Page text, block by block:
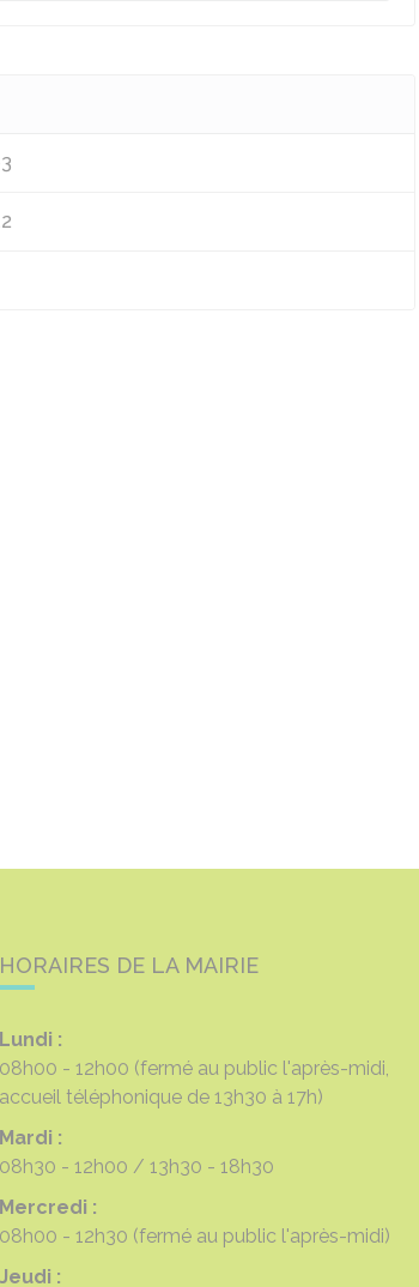
HORAIRES DE LA MAIRIE
Lundi :
08h00 - 12h00 (fermé au public l'après-midi,
accueil téléphonique de 13h30 à 17h)
Mardi :
08h30 - 12h00
13h30 - 18h30
Mercredi :
08h00 - 12h30 (fermé au public l'après-midi)
Jeudi :